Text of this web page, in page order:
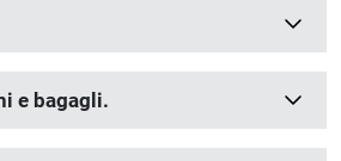
e bagagli.